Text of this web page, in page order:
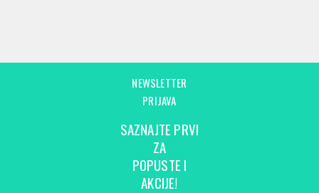
NEWSLETTER
PRIJAVA
SAZNAJTE PRVI
ZA
POPUSTE I
AKCIJE!